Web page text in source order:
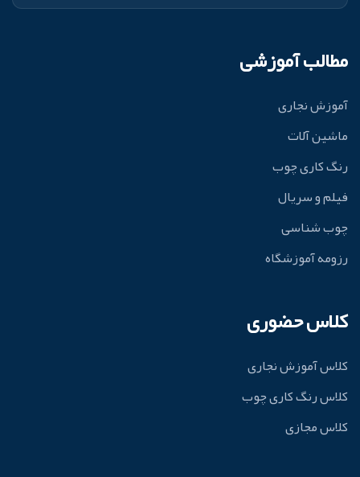
مطالب آموزشی
آموزش نجاری
ماشین آلات
رنگ کاری چوب
فیلم و سریال
چوب شناسی
رزومه آموزشگاه
کلاس حضوری
کلاس آموزش نجاری
کلاس رنگ کاری چوب
کلاس مجازی